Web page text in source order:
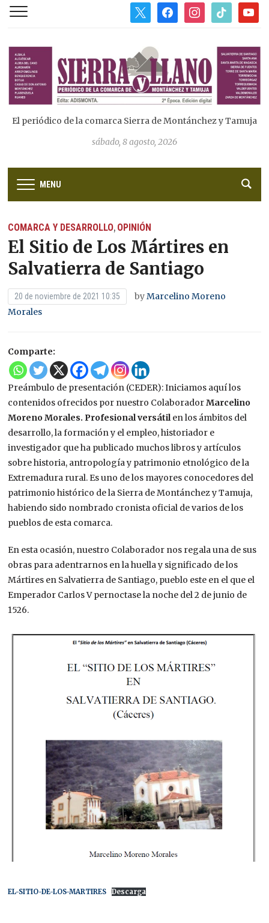
facebookinstagram
tiktok
El periódico de la comarca Sierra de Montánchez y Tamuja
sábado, 8 agosto, 2026
MENU
COMARCA Y DESARROLLO, OPINIÓN
El Sitio de Los Mártires en
Salvatierra de Santiago
20 de noviembre de 2021 10:35 byMarcelino Moreno
Morales
Comparte:
Preámbulo de presentación (CEDER): Iniciamos aquí los
contenidos ofrecidos por nuestro ColaboradorMarcelino
Moreno Morales. Profesional versátilen los ámbitos del
desarrollo, la formación y el empleo, historiador e
investigador que ha publicado muchos libros y artículos
sobre historia, antropología y patrimonio etnológico de la
Extremadura rural. Es uno de los mayores conocedores del
patrimonio histórico de la Sierra de Montánchez y Tamuja,
habiendo sido nombrado cronista oficial de varios de los
pueblos de esta comarca.
En esta ocasión, nuestro Colaborador nos regala una de sus
obras para adentrarnos en la huella y significado de los
Mártires en Salvatierra de Santiago, pueblo este en el que el
Emperador Carlos V pernoctase la noche del 2 de junio de
1526.
EL-SITIO-DE-LOS-MARTIRES Descarga